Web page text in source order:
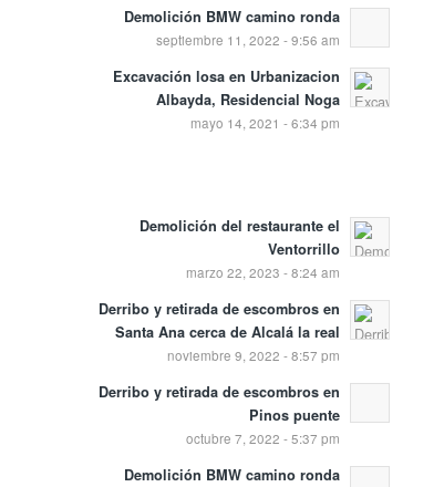
Demolición BMW camino ronda
septiembre 11, 2022 - 9:56 am
Excavación losa en Urbanizacion
Albayda, Residencial Noga
mayo 14, 2021 - 6:34 pm
Demolición del restaurante el
Ventorrillo
marzo 22, 2023 - 8:24 am
Derribo y retirada de escombros en
Santa Ana cerca de Alcalá la real
noviembre 9, 2022 - 8:57 pm
Derribo y retirada de escombros en
Pinos puente
octubre 7, 2022 - 5:37 pm
Demolición BMW camino ronda